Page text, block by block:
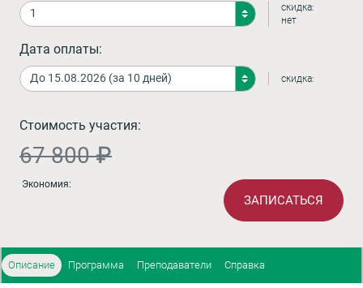
скидка:
нет
Дата оплаты:
скидка:
Стоимость участия:
67 800 ₽
Экономия:
ЗАПИСАТЬСЯ
Описание Программа Преподаватели Справка